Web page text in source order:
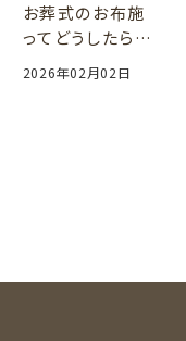
お葬式のお布施
ってどうしたらい
いの？サトリエな
2026年02月02日